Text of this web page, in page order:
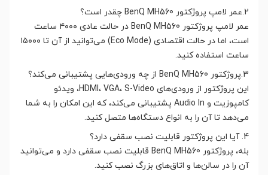
2.عمر لامپ پروژکتور BenQ MH560 چقدر است؟
عمر لامپ پروژکتور BenQ MH560 در حالت عادی ۴۰۰۰ ساعت
است، اما در حالت اقتصادی (Eco Mode) می‌توانید از آن تا ۱۵۰۰۰
ساعت استفاده کنید.
3.پروژکتور BenQ MH560 از چه ورودی‌هایی پشتیبانی می‌کند؟
این پروژکتور از ورودی‌های HDMI، VGA، S-Video، ویدئو
کامپوزیت و Audio In پشتیبانی می‌کند، که این امکان را به شما
می‌دهد تا آن را به انواع دستگاه‌ها متصل کنید.
4. آیا این پروژکتور قابلیت نصب سقفی دارد؟
بله، پروژکتور BenQ MH560 قابلیت نصب سقفی دارد و می‌توانید
آن را در سالن‌ها و اتاق‌های بزرگ نصب کنید.